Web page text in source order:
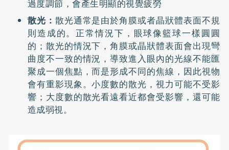
過度調節，會產生明顯的視覺疲勞
散光： 散光通常是由於角膜或者晶狀體表面不規
則造成的。正常情況下，眼球像籃球一樣圓圓
的；散光的情況下，角膜或晶狀體表面會出現彎
曲度不一致的情況，導致進入眼內的光線不能匯
聚成一個焦點，而是形成不同的焦線，因此視物
會有重影現象。小度數的散光，視力可能不受影
響；大度數的散光看遠看近都會受影響，還可能
造成弱視。